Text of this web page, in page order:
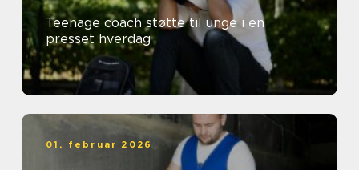
Teenage coach støtte til unge i en
presset hverdag
01. februar 2026